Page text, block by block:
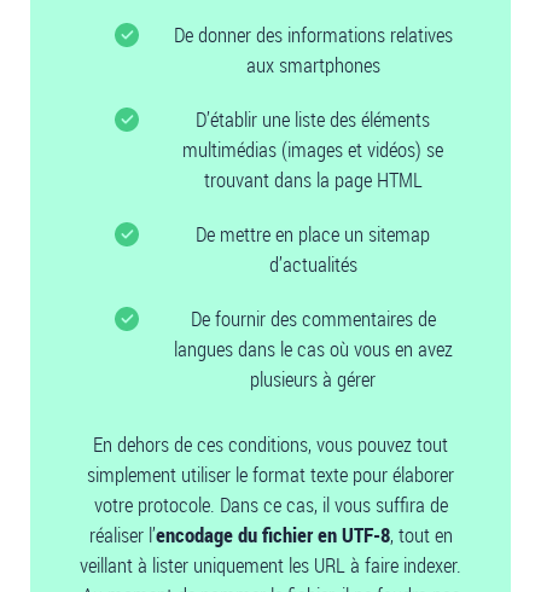
De donner des informations relatives
aux smartphones
D’établir une liste des éléments
multimédias (images et vidéos) se
trouvant dans la page HTML
De mettre en place un sitemap
d’actualités
De fournir des commentaires de
langues dans le cas où vous en avez
plusieurs à gérer
En dehors de ces conditions, vous pouvez tout
simplement utiliser le format texte pour élaborer
votre protocole. Dans ce cas, il vous suffira de
réaliser l’encodage du fichier en UTF-8, tout en
veillant à lister uniquement les URL à faire indexer.